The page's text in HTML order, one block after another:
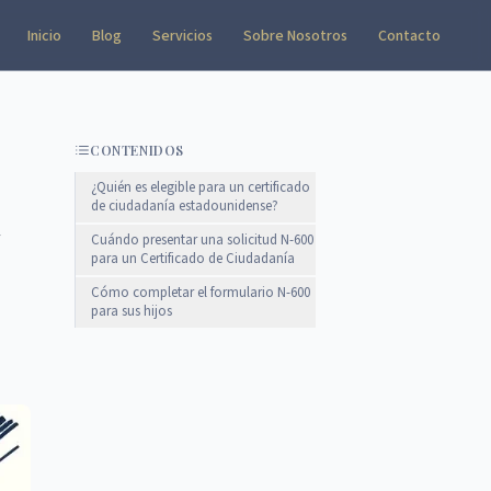
Inicio Blog Servicios Sobre Nosotros Contacto
CONTENIDOS
¿Quién es elegible para un certificado
de ciudadanía estadounidense?
Cuándo presentar una solicitud N-600
para un Certificado de Ciudadanía
Cómo completar el formulario N-600
para sus hijos